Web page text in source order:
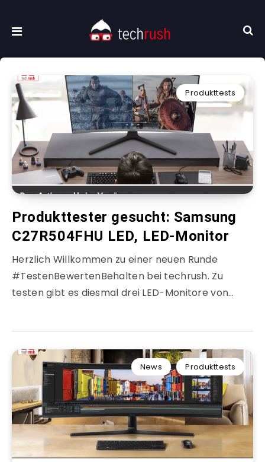
Produkttests
Produkttester gesucht: Samsung
C27R504FHU LED, LED-Monitor
Herzlich Willkommen zu einer neuen Runde
#TestenBewertenBehalten bei techrush. Zu
testen gibt es diesmal drei LED-Monitore von…
News Produkttests